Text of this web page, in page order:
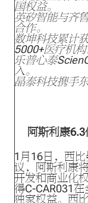
国权益。
英矽智能与齐
合作。
数坤科技累计
5000+医疗机构
乐普心泰
入。
晶泰科技携手
阿斯利康6.3
1月16日，西
议，阿斯利康
开发和商业化
得C-CAR031
独家权益。西